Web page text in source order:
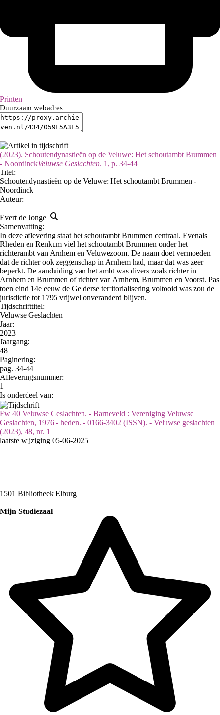
Printen
Duurzaam webadres
(2023). Schoutendynastieën op de Veluwe: Het schoutambt Brummen
- NoordinckVeluwse Geslachten. 1, p. 34-44
Titel:
Schoutendynastieën op de Veluwe: Het schoutambt Brummen -
Noordinck
Auteur:
Evert de Jonge
Samenvatting:
In deze aflevering staat het schoutambt Brummen centraal. Evenals
Rheden en Renkum viel het schoutambt Brummen onder het
richterambt van Arnhem en Veluwezoom. De naam doet vermoeden
dat de richter ook zeggenschap in Arnhem had, maar dat was zeer
beperkt. De aanduiding van het ambt was divers zoals richter in
Arnhem en Brummen of richter van Arnhem, Brummen en Voorst. Pas
toen eind 14e eeuw de Gelderse territorialisering voltooid was zou de
jurisdictie tot 1795 vrijwel onveranderd blijven.
Tijdschrifttitel:
Veluwse Geslachten
Jaar:
2023
Jaargang:
48
Paginering:
pag. 34-44
Afleveringsnummer:
1
Is onderdeel van:
Fw 40 Veluwse Geslachten. - Barneveld : Vereniging Veluwse
Geslachten, 1976 - heden. - 0166-3402 (ISSN). - Veluwse geslachten
(2023), 48, nr. 1
laatste wijziging 05-06-2025
1501 Bibliotheek Elburg
Mijn Studiezaal